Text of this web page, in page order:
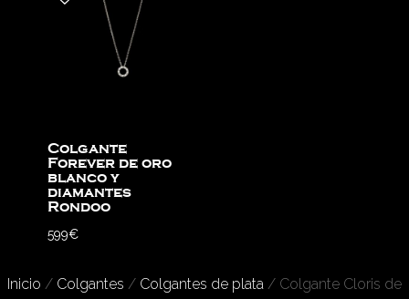
Colgante
Forever de oro
blanco y
diamantes
Rondoo
599€
Inicio / Colgantes / Colgantes de plata / Colgante Cloris de